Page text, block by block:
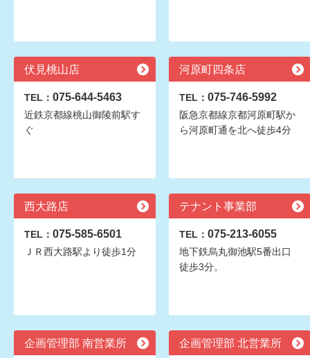
伏見桃山店
TEL： 075-644-5463
近鉄京都線桃山御陵前駅す
ぐ
河原町四条店
TEL： 075-746-5992
阪急京都線京都河原町駅か
ら河原町通を北へ徒歩4分
西大路店
TEL： 075-585-6501
ＪＲ西大路駅より徒歩1分
テナント事業部
TEL： 075-213-6055
地下鉄烏丸御池駅5番出口
徒歩3分。
企画管理部 南営業所 企画管理部 北営業所